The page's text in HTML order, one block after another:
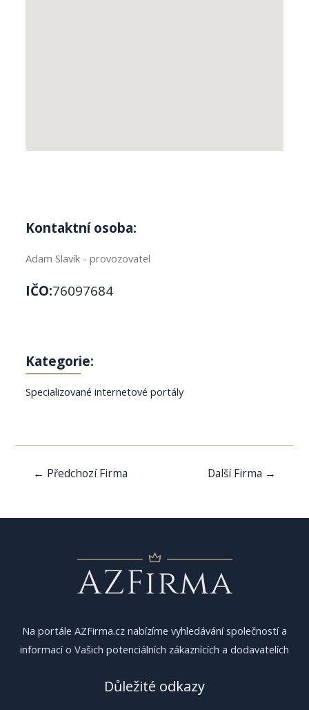
Kontaktní osoba:
Adam Slavík - provozovatel
IČO:76097684
Kategorie:
Specializované internetové portály
Navigace
← Předchozí Firma Další Firma →
Na portále AZFirma.cz nabízíme vyhledávání společností a
informací o Vašich potenciálních zákaznících a dodavatelích
Důležité odkazy